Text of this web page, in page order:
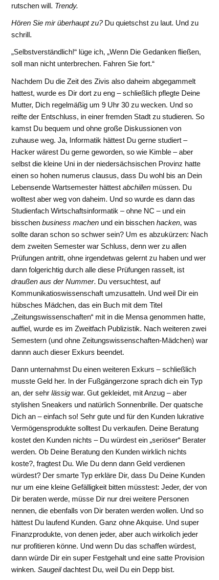
rutschen will. Trendy.
Hören Sie mir überhaupt zu?Du quietschst zu laut. Und zu
schrill.
„Selbstverständlich!“ lüge ich, „Wenn Die Gedanken fließen,
soll man nicht unterbrechen. Fahren Sie fort.“
Nachdem Du die Zeit des Zivis also daheim abgegammelt
hattest, wurde es Dir dort zu eng – schließlich pflegte Deine
Mutter, Dich regelmäßig um 9 Uhr 30 zu wecken. Und so
reifte der Entschluss, in einer fremden Stadt zu studieren. So
kamst Du bequem und ohne große Diskussionen von
zuhause weg. Ja, Informatik hättest Du gerne studiert –
Hacker wärest Du gerne geworden, so wie Kimble – aber
selbst die kleine Uni in der niedersächsischen Provinz hatte
einen so hohen numerus clausus, dass Du wohl bis an Dein
Lebensende Wartsemester hättest abchillenmüssen. Du
wolltest aber weg von daheim. Und so wurde es dann das
Studienfach Wirtschaftsinformatik – ohne NC – und ein
bisschen business machenund ein bisschen hacken, was
sollte daran schon so schwer sein? Um es abzukürzen: Nach
dem zweiten Semester war Schluss, denn wer zu allen
Prüfungen antritt, ohne irgendetwas gelernt zu haben und wer
dann folgerichtig durch alle diese Prüfungen rasselt, ist
draußen aus der Nummer. Du versuchtest, auf
Kommunikatioswissenschaft umzusatteln. Und weil Dir ein
hübsches Mädchen, das ein Buch mit dem Titel
„Zeitungswissenschaften“ mit in die Mensa genommen hatte,
auffiel, wurde es im Zweitfach Publizistik. Nach weiteren zwei
Semestern (und ohne Zeitungswissenschaften-Mädchen) war
dannn auch dieser Exkurs beendet.
Dann unternahmst Du einen weiteren Exkurs – schließlich
musste Geld her. In der Fußgängerzone sprach dich ein Typ
an, der sehr lässigwar. Gut gekleidet, mit Anzug – aber
stylishen Sneakers und natürlich Sonnenbrille. Der quatsche
Dich an – einfach so! Sehr gute und für den Kunden lukrative
Vermögensprodukte solltest Du verkaufen. Deine Beratung
kostet den Kunden nichts – Du würdest ein „seriöser“ Berater
werden. Ob Deine Beratung den Kunden wirklich nichts
koste?, fragtest Du. Wie Du denn dann Geld verdienen
würdest? Der smarte Typ erkläre Dir, dass Du Deine Kunden
nur um eine kleine Gefälligkeit bitten müsstest: Jeder, der von
Dir beraten werde, müsse Dir nur drei weitere Personen
nennen, die ebenfalls von Dir beraten werden wollen. Und so
hättest Du laufend Kunden. Ganz ohne Akquise. Und super
Finanzprodukte, von denen jeder, aber auch wirkolich jeder
nur profitieren könne. Und wenn Du das schaffen würdest,
dann würde Dir ein super Festgehalt und eine satte Provision
winken. Saugeildachtest Du, weil Du ein Depp bist.